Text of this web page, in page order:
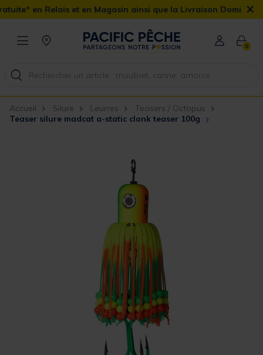
et en Magasin ainsi que la Livraison Domicile offerte dès 90€
×
0
Accueil Silure Leurres
Teasers / Octopus
Teaser silure madcat a-static clonk teaser 100g